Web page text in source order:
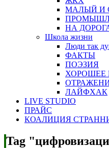
МАЛЫЙ И
НА
Школа жизни
Люди так
ФАКТЫ
ПОЭЗИЯ
ХОРОШЕЕ
ЛАЙФХАК
LIVE STUDIO
ПРАЙС
КОАЛИЦИЯ
Tag